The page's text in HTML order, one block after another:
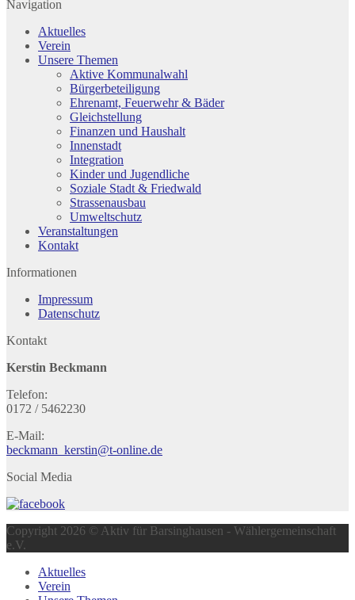
Navigation
Aktuelles
Verein
Unsere Themen
Aktive Kommunalwahl
Bürgerbeteiligung
Ehrenamt, Feuerwehr & Bäder
Gleichstellung
Finanzen und Haushalt
Innenstadt
Integration
Kinder und Jugendliche
Soziale Stadt & Friedwald
Strassenausbau
Umweltschutz
Veranstaltungen
Kontakt
Informationen
Impressum
Datenschutz
Kontakt
Kerstin Beckmann
Telefon:
0172 / 5462230
E-Mail:
beckmann_kerstin@t-online.de
Social Media
Copyright 2026 © Aktiv für Barsinghausen - Wählergemeinschaft
e.V.
Aktuelles
Verein